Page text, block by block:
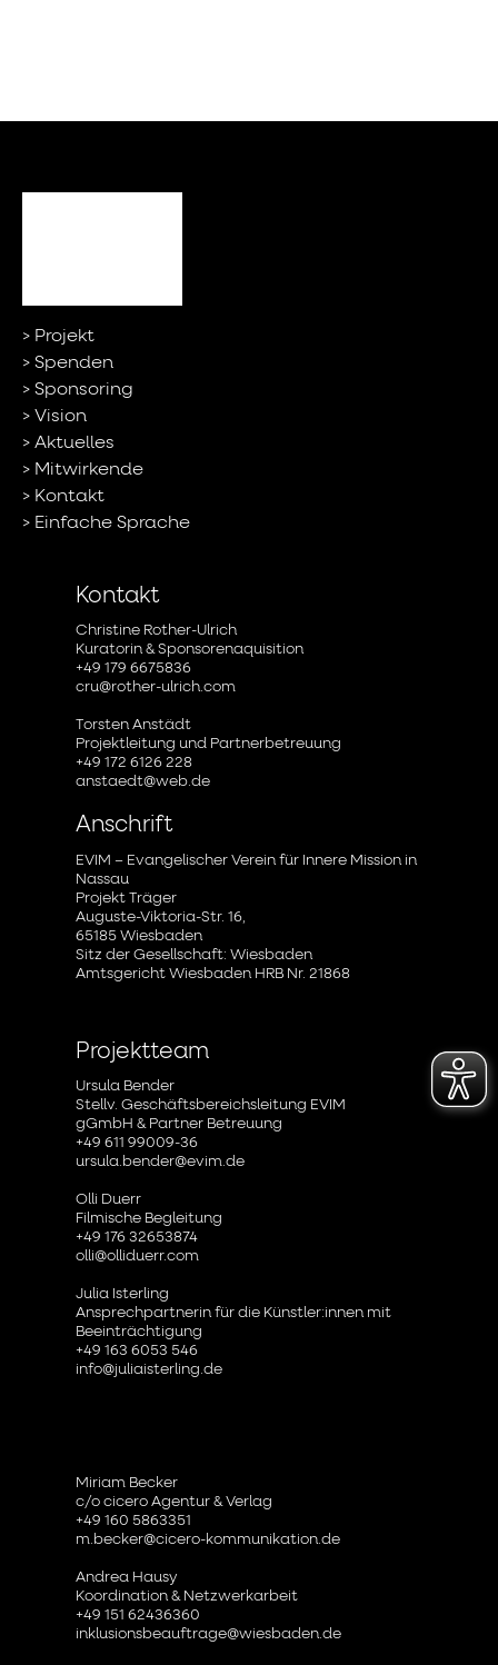
Projekt
Spenden
Sponsoring
Vision
Aktuelles
Mitwirkende
Kontakt
Einfache Sprache
Kontakt
Christine Rother-Ulrich
Kuratorin & Sponsorenaquisition
+49 179 6675836
cru@rother-ulrich.com
Torsten Anstädt
Projektleitung und Partnerbetreuung
+49 172 6126 228
anstaedt@web.de
Anschrift
EVIM – Evangelischer Verein für Innere Mission in
Nassau
Projekt Träger
Auguste-Viktoria-Str. 16,
65185 Wiesbaden
Sitz der Gesellschaft: Wiesbaden
Amtsgericht Wiesbaden HRB Nr. 21868
Projektteam
Ursula Bender
Stellv. Geschäftsbereichsleitung EVIM
gGmbH & Partner Betreuung
+49 611 99009-36
ursula.bender@evim.de
Olli Duerr
Filmische Begleitung
+49 176 32653874
olli@olliduerr.com
Julia Isterling
Ansprechpartnerin für die Künstler:innen mit
Beeinträchtigung
+49 163 6053 546
info@juliaisterling.de
Miriam Becker
c/o cicero Agentur & Verlag
+49 160 5863351
m.becker@cicero-kommunikation.de
Andrea Hausy
Koordination & Netzwerkarbeit
+49 151 62436360
inklusionsbeauftrage@wiesbaden.de